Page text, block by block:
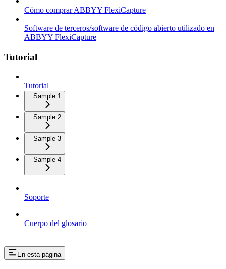
Cómo comprar ABBYY FlexiCapture
Software de terceros/software de código abierto utilizado en
ABBYY FlexiCapture
Tutorial
Tutorial
Sample 1
Sample 2
Sample 3
Sample 4
Soporte
Cuerpo del glosario
En esta página